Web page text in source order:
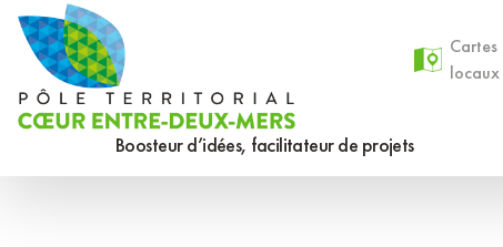
Aller
contenu
principal
Boosteur d’idées, facilitateur de projets
locaux
Panneau de gestion des cookies